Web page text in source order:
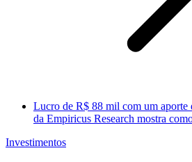
Lucro de R$ 88 mil com um aporte
da Empiricus Research mostra
Investimentos